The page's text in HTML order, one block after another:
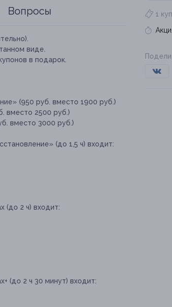
1
Вопросы
виде.
в подарок.
(950 руб. вместо 1900 руб.)
вместо 2500 руб.)
вместо 3000 руб.)
(до 1,5 ч) входит:
(до 2 ч) входит:
(до 2 ч 30 минут) входит: